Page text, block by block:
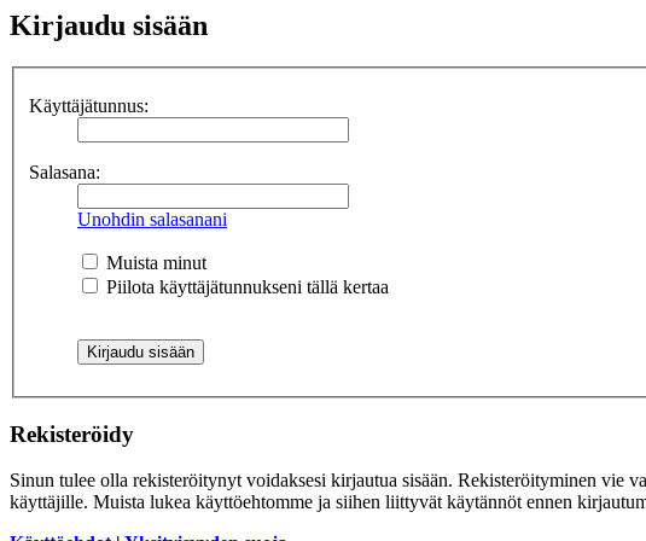
Kirjaudu sisään
Käyttäjätunnus:
Salasana:
Unohdin salasanani
Muista minut
Piilota käyttäjätunnukseni tällä kertaa
Rekisteröidy
Sinun tulee olla rekisteröitynyt voidaksesi kirjautua sisään. Rekisteröityminen vie
käyttäjille. Muista lukea käyttöehtomme ja siihen liittyvät käytännöt ennen